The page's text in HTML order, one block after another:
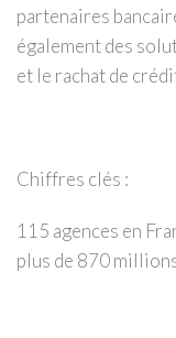
partenaires
également des
et le rachat de
Chiffres clés :
115 agences en
plus de 870